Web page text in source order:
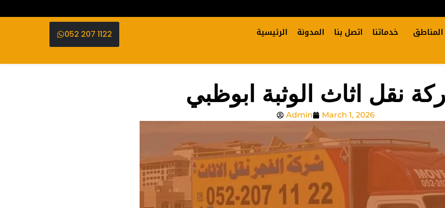
الرئيسية المدونة اتصل بنا خدماتنا المناطق 052 207 1122
نقل اثاث الوثبة ابوظبي
Admin March 1, 2026